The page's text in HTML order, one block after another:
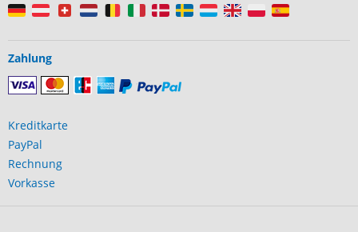
Zahlung
Kreditkarte
PayPal
Rechnung
Vorkasse